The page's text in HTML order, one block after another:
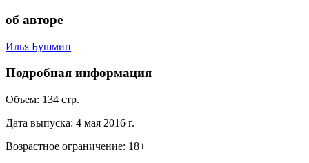
об авторе
Илья Бушмин
Подробная информация
Объем: 134 стр.
Дата выпуска: 4 мая 2016 г.
Возрастное ограничение: 18+